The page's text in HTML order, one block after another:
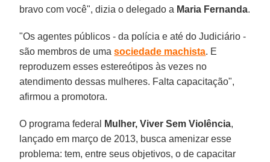
bravo com você", dizia o delegado a Maria Fernanda.
"Os agentes públicos - da polícia e até do Judiciário -
são membros de umasociedade machista. E
reproduzem esses estereótipos às vezes no
atendimento dessas mulheres. Falta capacitação",
afirmou a promotora.
O programa federal Mulher, Viver Sem Violência,
lançado em março de 2013, busca amenizar esse
problema: tem, entre seus objetivos, o de capacitar